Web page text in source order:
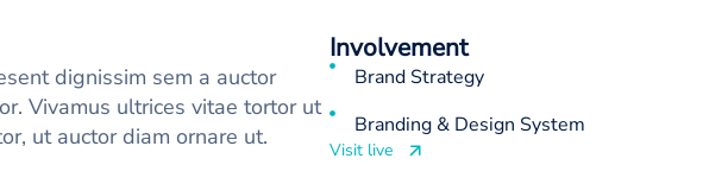
dignissim sem a auctor
Vivamus ultrices vitae tortor ut
ut auctor diam ornare ut.
Involvement
Brand Strategy
Branding & Design System
Visit live